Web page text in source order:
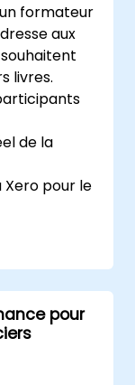
formateur
aux
livres.
de la
Xero pour le
dans
entre les
pour